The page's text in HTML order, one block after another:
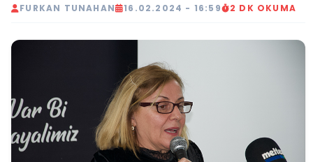
FURKAN TUNAHAN 16.02.2024 - 16:59 2 DK OKUMA